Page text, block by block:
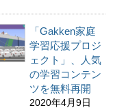
「Gakken家庭
学習応援プロジ
ェクト」、人気
の学習コンテン
ツを無料再開
2020年4月9日